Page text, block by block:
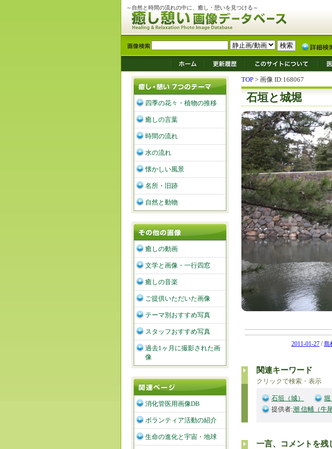
～自然と時間の流れの中に、癒し・憩いを見つける～
TOP > 画像 ID:168067
石垣と城堀
2011-01-27 / 島
関連キーワード
クリックで検索・表示
石垣（城） 堀
提供者:潮 信輔（牛
一言、コメントを残
四季の花々・植物の推移
癒しの言葉
時間の流れ
水の流れ
懐かしい風景
名所・旧跡
自然と動物
癒しの動画
文学と画像・一行四窓
癒しの音楽
ご提供いただいた画像
テーマ別おすすめ写真
スタッフおすすめ写真
過去1ヶ月に撮影された画
像
消化管医用画像DB
ボランティア活動の紹介
生命の進化と宇宙・地球